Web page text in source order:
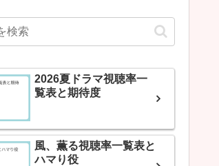
2026夏ドラマ視聴率一
覧表と期待度
風、薫る視聴率一覧表と
ハマり役